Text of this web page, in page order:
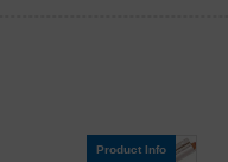
Product Info